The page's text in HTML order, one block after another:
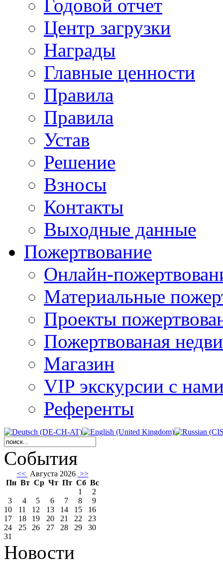
Годовой отчет
Центр загрузки
Награды
Главные ценности
Правила
Правила
Устав
Решение
Взносы
Контакты
Выходные данные
Пожертвование
Онлайн-
Материальные
Проекты
Пожертвованая
Магазин
VIP экскурсии с
Референты
События
<< Августа 2026 >>
Пн Вт Ср Чт Пт Сб Вс
1
2
3
4 5 6 7 8
9
10
11 12 13 14 15
16
17
18 19 20 21 22
23
24
25 26 27 28 29
30
31
Новости